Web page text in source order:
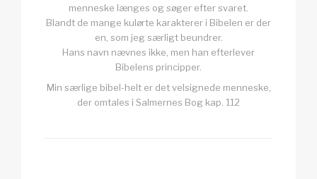
menneske længes og søger efter svaret.
Blandt de mange kulørte karakterer i Bibelen er der
en, som jeg særligt beundrer.
Hans navn nævnes ikke, men han efterlever
Bibelens principper.
Min særlige bibel-helt er det velsignede menneske,
der omtales i Salmernes Bog kap. 112